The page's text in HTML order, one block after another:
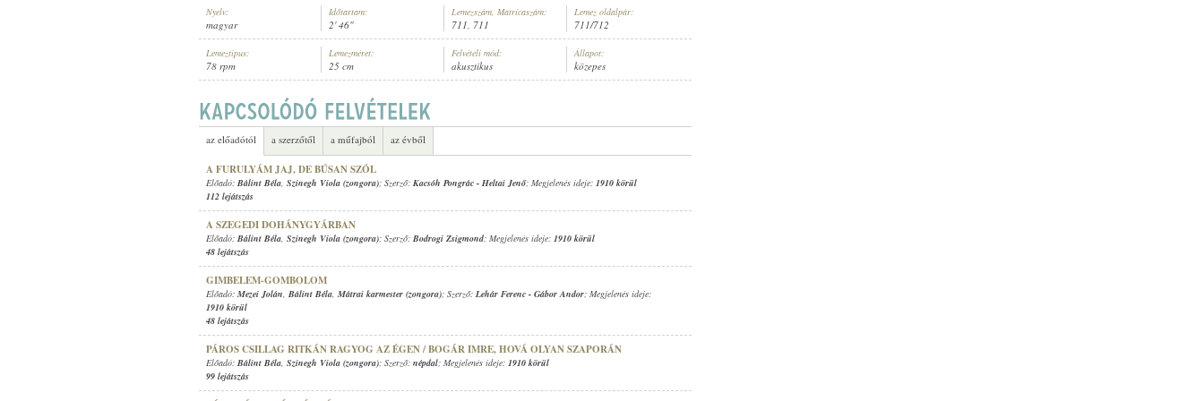
BÁLINT BÉLA ,SZINEGH VIOLA (ZONGORA)
Nyelv:
magyar
Időtartam:
2' 46"
Lemezszám, Matricaszám:
711, 711
Lemez oldalpár:
711/712
Lemeztípus:
78 rpm
Lemezméret:
25 cm
Felvételi mód:
akusztikus
Állapot:
közepes
az előadótól a szerzőtől a műfajból az évből
A FURULYÁM JAJ, DE BÚSAN SZÓL
Előadó: Bálint Béla, Szinegh Viola (zongora); Szerző: Kacsóh Pongrác - Heltai Jenő; Megjelenés ideje: 1910 körül
112 lejátszás
A SZEGEDI DOHÁNYGYÁRBAN
Előadó: Bálint Béla, Szinegh Viola (zongora); Szerző: Bodrogi Zsigmond; Megjelenés ideje: 1910 körül
48 lejátszás
GIMBELEM-GOMBOLOM
Előadó: Mezei Jolán, Bálint Béla, Mátrai karmester (zongora); Szerző: Lehár Ferenc - Gábor Andor; Megjelenés ideje:
1910 körül
48 lejátszás
PÁROS CSILLAG RITKÁN RAGYOG AZ ÉGEN / BOGÁR IMRE, HOVÁ OLYAN SZAPORÁN
Előadó: Bálint Béla, Szinegh Viola (zongora); Szerző: népdal; Megjelenés ideje: 1910 körül
99 lejátszás